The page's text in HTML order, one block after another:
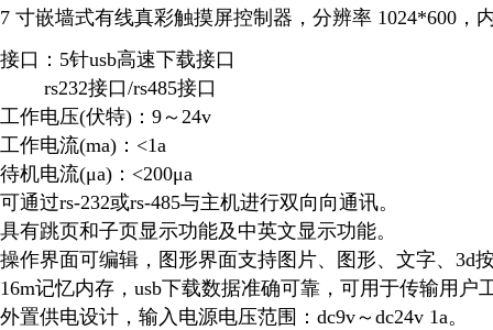
7 寸嵌墙式有线真彩触摸屏控制器，分辨率 1024*600，
接口：5针usb高速下载接口
rs232接口/rs485接口
工作电压(伏特)：9～24v
工作电流(ma)：<1a
待机电流(μa)：<200μa
可通过rs-232或rs-485与主机进行双向向通讯。
具有跳页和子页显示功能及中英文显示功能。
操作界面可编辑，图形界面支持图片、图形、文字、3d
16m记忆内存，usb下载数据准确可靠，可用于传输用户
外置供电设计，输入电源电压范围：dc9v～dc24v 1a。